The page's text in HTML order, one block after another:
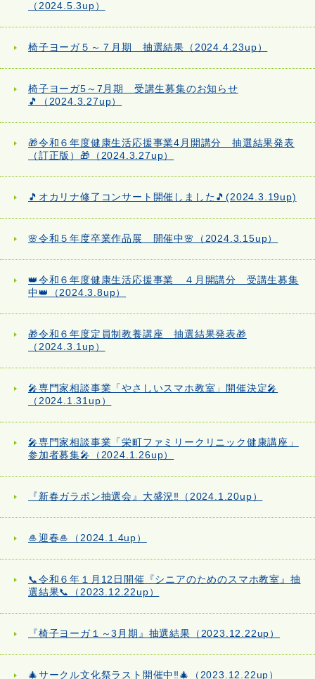
（2024.5.3up）
椅子ヨーガ５～７月期 抽選結果（2024.4.23up）
椅子ヨーガ5～7月期 受講生募集のお知らせ
🎵（2024.3.27up）
🎁令和６年度健康生活応援事業4月開講分 抽選結果発表
（訂正版）🎁（2024.3.27up）
🎵オカリナ修了コンサート開催しました🎵(2024.3.19up)
🌸令和５年度卒業作品展 開催中🌸（2024.3.15up）
👑令和６年度健康生活応援事業 ４月開講分 受講生募集
中👑（2024.3.8up）
🎁令和６年度定員制教養講座 抽選結果発表🎁
（2024.3.1up）
🎤専門家相談事業「やさしいスマホ教室」開催決定🎤
（2024.1.31up）
🎤専門家相談事業「栄町ファミリークリニック健康講座」
参加者募集🎤（2024.1.26up）
『新春ガラポン抽選会』大盛況‼（2024.1.20up）
🎍迎春🎍（2024.1.4up）
📞令和６年１月12日開催『シニアのためのスマホ教室』抽
選結果📞（2023.12.22up）
『椅子ヨーガ１～3月期』抽選結果（2023.12.22up）
🎄サークル文化祭ラスト開催中‼🎄（2023.12.22up）